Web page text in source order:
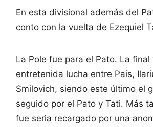
En esta divisional además del
conto con la vuelta de Ezequiel
La Pole fue para el Pato. La final
entretenida lucha entre Pais,
Smilovich, siendo este último el
seguido por el Pato y Tati. Más
fue seria recargado por una